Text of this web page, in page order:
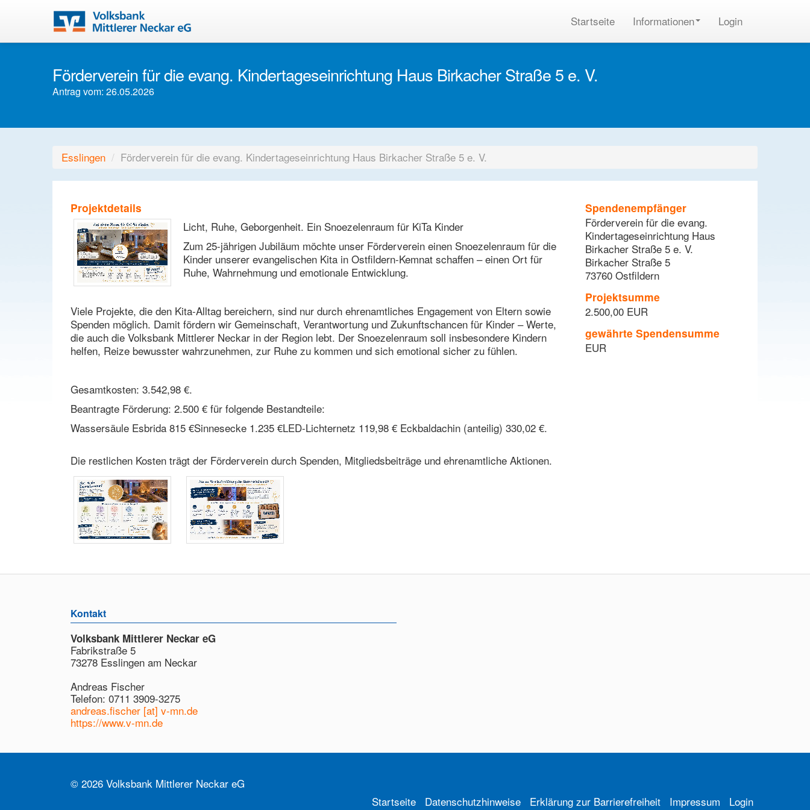
Startseite Informationen Login
Förderverein für die evang. Kindertageseinrichtung Haus Birkacher Straße 5 e. V.
Antrag vom: 26.05.2026
Esslingen / Förderverein für die evang. Kindertageseinrichtung Haus Birkacher Straße 5 e. V.
Projektdetails
Licht, Ruhe, Geborgenheit. Ein Snoezelenraum für KiTa Kinder
Zum 25-jährigen Jubiläum möchte unser Förderverein einen Snoezelenraum für die
Kinder unserer evangelischen Kita in Ostfildern-Kemnat schaffen – einen Ort für
Ruhe, Wahrnehmung und emotionale Entwicklung.
Viele Projekte, die den Kita-Alltag bereichern, sind nur durch ehrenamtliches Engagement von Eltern sowie
Spenden möglich. Damit fördern wir Gemeinschaft, Verantwortung und Zukunftschancen für Kinder – Werte,
die auch die Volksbank Mittlerer Neckar in der Region lebt. Der Snoezelenraum soll insbesondere Kindern
helfen, Reize bewusster wahrzunehmen, zur Ruhe zu kommen und sich emotional sicher zu fühlen.
Gesamtkosten: 3.542,98 €.
Beantragte Förderung: 2.500 € für folgende Bestandteile:
Wassersäule Esbrida 815 €Sinnesecke 1.235 €LED-Lichternetz 119,98 € Eckbaldachin (anteilig) 330,02 €.
Die restlichen Kosten trägt der Förderverein durch Spenden, Mitgliedsbeiträge und ehrenamtliche Aktionen.
Spendenempfänger
Förderverein für die evang.
Kindertageseinrichtung Haus
Birkacher Straße 5 e. V.
Birkacher Straße 5
73760 Ostfildern
Projektsumme
2.500,00 EUR
gewährte Spendensumme
EUR
Kontakt
Volksbank Mittlerer Neckar eG
Fabrikstraße 5
73278 Esslingen am Neckar
Andreas Fischer
Telefon: 0711 3909-3275
andreas.fischer [at] v-mn.de
https://www.v-mn.de
© 2026 Volksbank Mittlerer Neckar eG
Startseite
Datenschutzhinweise Erklärung zur Barrierefreiheit Impressum Login